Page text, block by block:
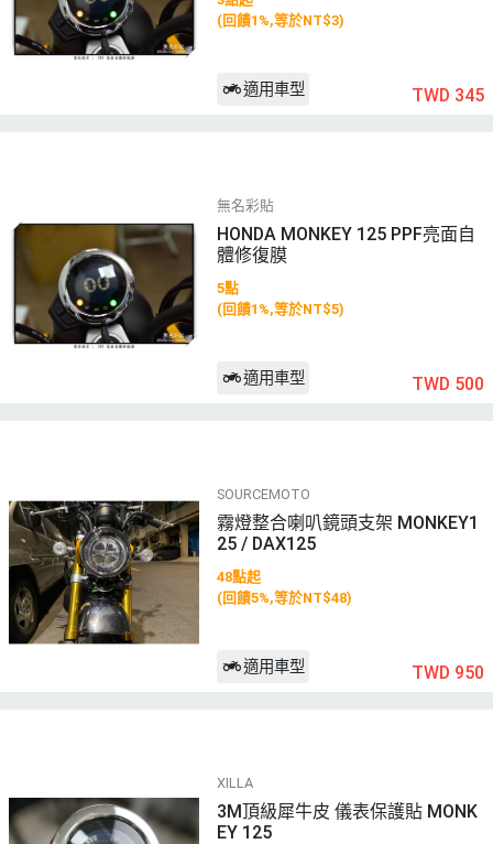
(回饋1%,等於NT$3)
適用車型 TWD 345
無名彩貼
HONDA MONKEY 125 PPF亮面自
體修復膜
5點
(回饋1%,等於NT$5)
適用車型 TWD 500
SOURCEMOTO
霧燈整合喇叭鏡頭支架 MONKEY1
25 / DAX125
48點起
(回饋5%,等於NT$48)
適用車型 TWD 950
XILLA
3M頂級犀牛皮 儀表保護貼 MONK
EY 125